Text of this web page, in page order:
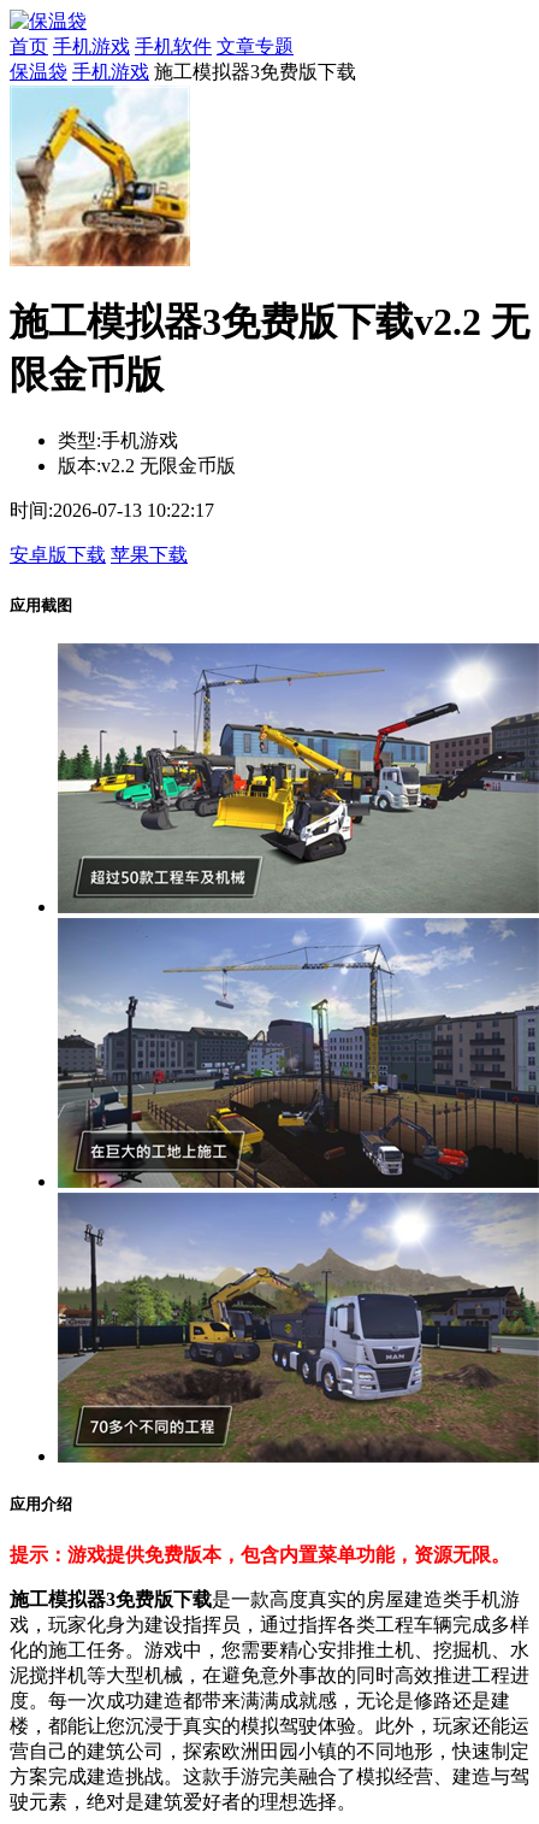
首页 手机游戏 手机软件 文章专题
保温袋 手机游戏 施工模拟器3免费版下载
施工模拟器3免费版下载v2.2 无
限金币版
类型:手机游戏
版本:v2.2 无限金币版
时间:2026-07-13 10:22:17
安卓版下载 苹果下载
应用截图
应用介绍
提示：游戏提供免费版本，包含内置菜单功能，资源无限。
施工模拟器3免费版下载是一款高度真实的房屋建造类手机游
戏，玩家化身为建设指挥员，通过指挥各类工程车辆完成多样
化的施工任务。游戏中，您需要精心安排推土机、挖掘机、水
泥搅拌机等大型机械，在避免意外事故的同时高效推进工程进
度。每一次成功建造都带来满满成就感，无论是修路还是建
楼，都能让您沉浸于真实的模拟驾驶体验。此外，玩家还能运
营自己的建筑公司，探索欧洲田园小镇的不同地形，快速制定
方案完成建造挑战。这款手游完美融合了模拟经营、建造与驾
驶元素，绝对是建筑爱好者的理想选择。